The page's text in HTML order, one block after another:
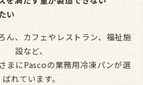
い
ん、カフェやレストラン、福祉施
設など、
まにPascoの業務用冷凍パンが選
ばれています。